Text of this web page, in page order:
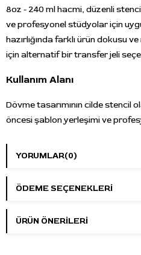
8oz - 240 ml hacmi, düzenli
ve profesyonel stüdyolar için
hazırlığında farklı ürün dokusu
için alternatif bir transfer jeli
Kullanım Alanı
Dövme tasarımının cilde stencil
öncesi şablon yerleşimi ve
uygun stencil kağıtlarıyla birlikte
Öne Çıkan Özellikler
Marka:Proton
Ürün tipi:Dövme transfer
YORUMLAR(0)
ÖDEME SEÇENEKLERI
ÜRÜN ÖNERILERI